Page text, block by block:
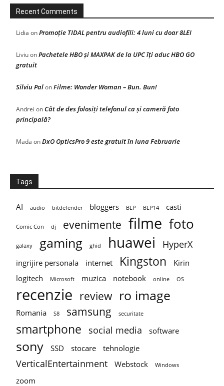
Recent Comments
Lidia onPromoție TIDAL pentru audiofili: 4 luni cu doar 8LEI
LiviuonPachetele HBO și MAXPAK de la UPC îți aduc HBO GO
gratuit
Silviu PalonFilme: Wonder Woman – Bun. Bun!
Andrei onCât de des folosiți telefonul ca și cameră foto
principală?
Mada onDxO OpticsPro 9 este gratuit în luna Februarie
Tags
AI audio bitdefender bloggers BLP BLP14 casti
Comic Con dj evenimente filme foto
galaxy gaming ghid huawei HyperX
ingrijire personala internet Kingston
Kirin
logitech
Microsoft muzica notebook online OS
recenzie review ro image
Romania S8 samsung securitate
smartphone social media software
sony SSD stocare tehnologie
VerticalEntertainment Webstock Windows
zoom